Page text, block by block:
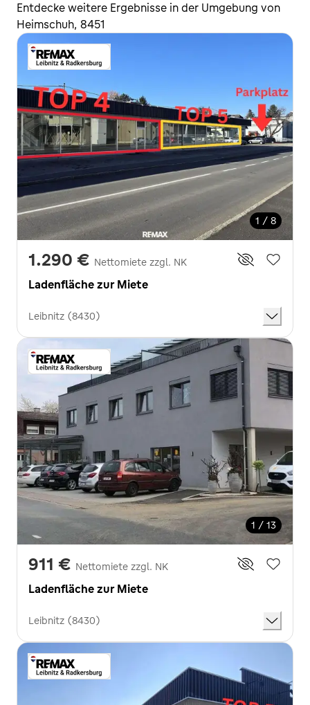
Entdecke weitere Ergebnisse in der Umgebung von
Heimschuh, 8451
1 / 8
1.290 € Nettomiete zzgl. NK
Ladenfläche zur Miete
Leibnitz (8430)
1 / 13
911 € Nettomiete zzgl. NK
Ladenfläche zur Miete
Leibnitz (8430)